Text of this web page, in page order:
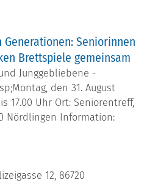
Generationen: Seniorinnen
Brettspiele gemeinsam
Junggebliebene -
den 31. August
17.00 Uhr Ort: Seniorentreff,
Nördlingen Information:
12, 86720